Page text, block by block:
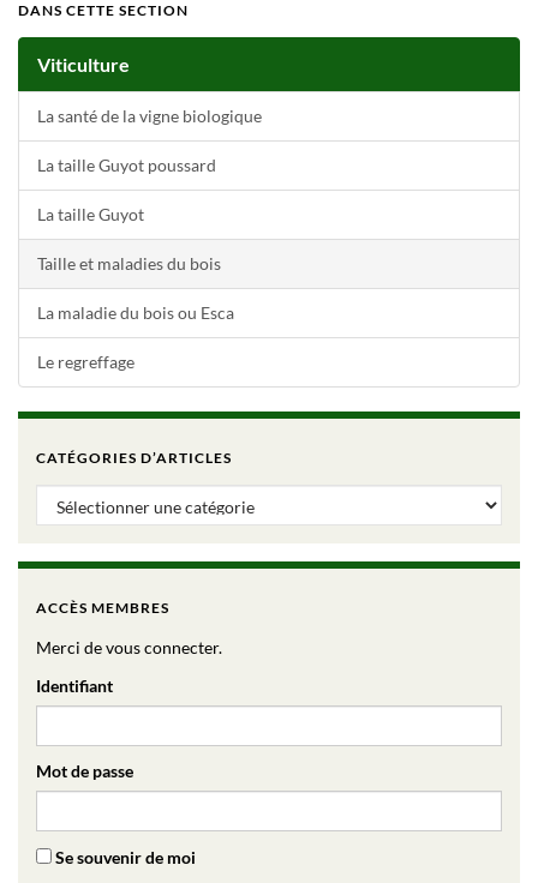
DANS CETTE SECTION
Viticulture
La santé de la vigne biologique
La taille Guyot poussard
La taille Guyot
Taille et maladies du bois
La maladie du bois ou Esca
Le regreffage
CATÉGORIES D’ARTICLES
Catégories d’articles
ACCÈS MEMBRES
Merci de vous connecter.
Identifiant
Mot de passe
Se souvenir de moi